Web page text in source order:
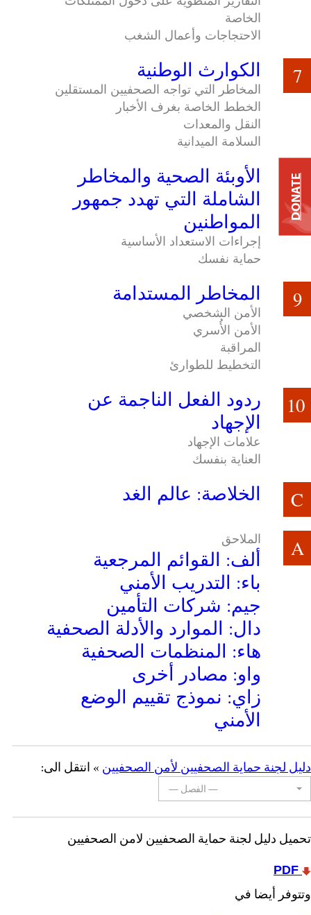
الخاصة
الاحتجاجات وأعمال الشغب
الكوارث الوطنية
المخاطر التي تواجه الصحفيين المستقلين
الخطط الخاصة بغرف الأخبار
النقل والمعدات
السلامة الميدانية
7
الأوبئة الصحية والمخاطر
الشاملة التي تهدد جمهور
المواطنين
إجراءات الاستعداد الأساسية
حماية نفسك
8
المخاطر المستدامة
الأمن الشخصي
الأمن الأُسري
المراقبة
التخطيط للطوارئ
9
ردود الفعل الناجمة عن
الإجهاد
علامات الإجهاد
العناية بنفسك
10
الخلاصة: عالم الغد C
الملاحق
ألف: القوائم المرجعية
باء: التدريب الأمني
جيم: شركات التأمين
دال: الموارد والأدلة الصحفية
هاء: المنظمات الصحفية
واو: مصادر أخرى
زاي: نموذج تقييم الوضع
الأمني
A
دليل لجنة حماية الصحفيين لأمن الصحفيين » انتقل الى:
— الفصل —
تحميل دليل لجنة حماية الصحفيين لأمن الصحفيين
وتتوفر أيضا في
DONATE